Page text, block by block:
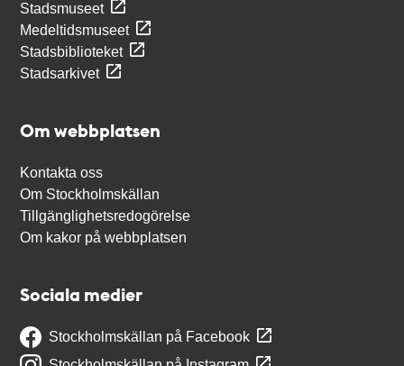
Stadsmuseet
Medeltidsmuseet
Stadsbiblioteket
Stadsarkivet
Om webbplatsen
Kontakta oss
Om Stockholmskällan
Tillgänglighetsredogörelse
Om kakor på webbplatsen
Sociala medier
Stockholmskällan på Facebook